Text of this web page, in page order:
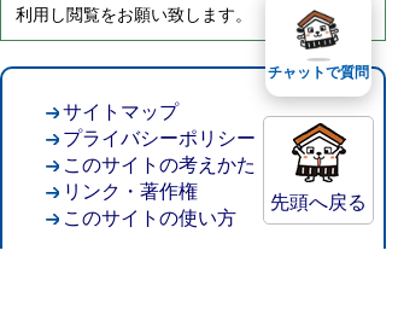
利用し閲覧をお願い致します。
先頭へ戻る
サイトマップ
プライバシーポリシー
このサイトの考えかた
リンク・著作権
このサイトの使い方
チャットで質問